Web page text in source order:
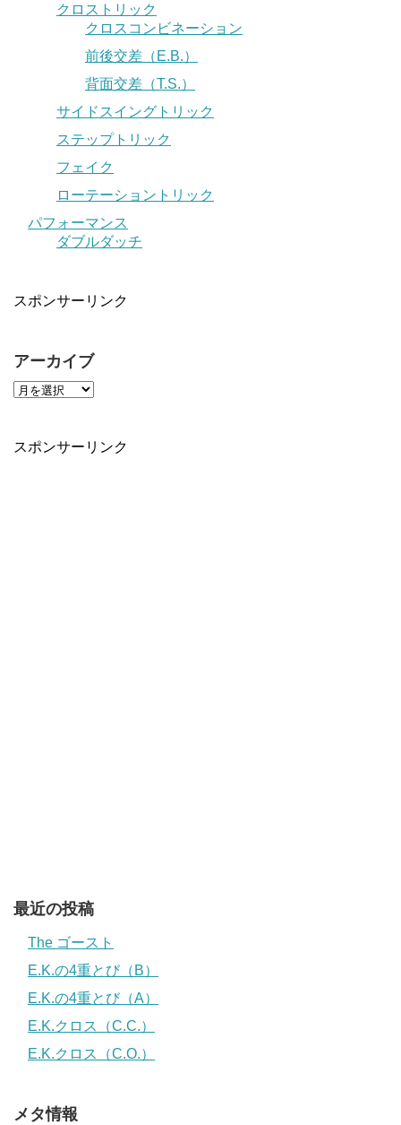
クロストリック
クロスコンビネーション
前後交差（E.B.）
背面交差（T.S.）
サイドスイングトリック
ステップトリック
フェイク
ローテーショントリック
パフォーマンス
ダブルダッチ
スポンサーリンク
アーカイブ
スポンサーリンク
最近の投稿
The ゴースト
E.K.の4重とび（B）
E.K.の4重とび（A）
E.K.クロス（C.C.）
E.K.クロス（C.O.）
メタ情報